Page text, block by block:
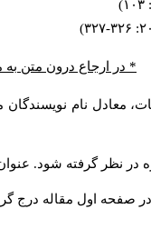
* در ارجاع درون متن
معادل نام
نظر گرفته شود.
صفحه اول مقاله درج